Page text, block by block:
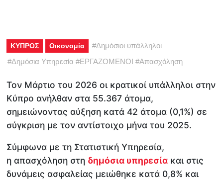
ΚΥΠΡΟΣ Οικονομία #Δημόσιοι υπάλληλοι
#Δημόσια Υπηρεσία #ΕΡΓΑΖΟΜΕΝΟΙ #Απασχόληση
Τον Μάρτιο του 2026 οι κρατικοί υπάλληλοι στην
Κύπρο ανήλθαν στα 55.367 άτομα,
σημειώνοντας αύξηση κατά 42 άτομα (0,1%) σε
σύγκριση με τον αντίστοιχο μήνα του 2025.
Σύμφωνα με τη Στατιστική Υπηρεσία,
η απασχόληση στη δημόσια υπηρεσία και στις
δυνάμεις ασφαλείας μειώθηκε κατά 0,8% και